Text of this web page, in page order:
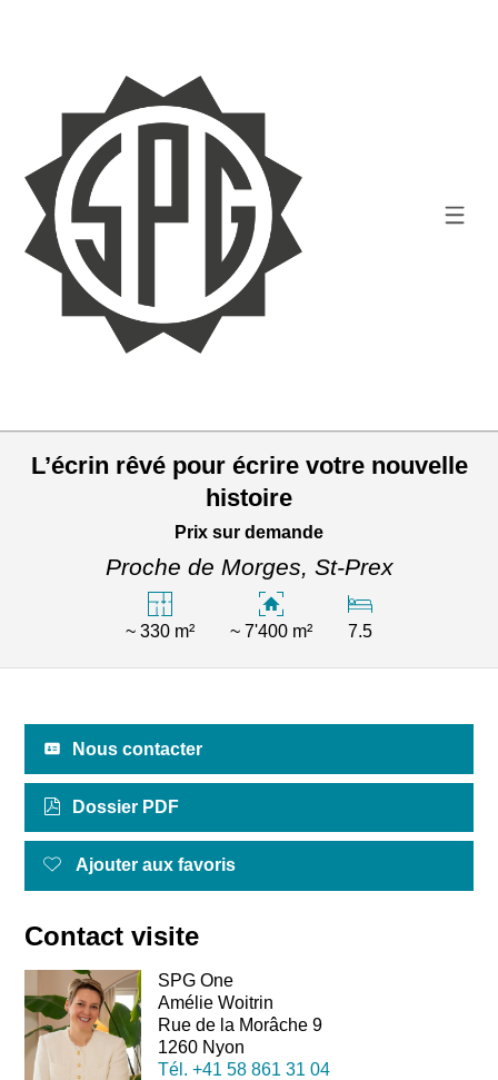
L’écrin rêvé pour écrire votre nouvelle
histoire
Prix sur demande
Proche de Morges, St-Prex
~ 330 m² ~ 7'400 m² 7.5
Nous contacter
Dossier PDF
Ajouter aux favoris
Contact visite
SPG One
Amélie Woitrin
Rue de la Morâche 9
1260 Nyon
Tél. +41 58 861 31 04